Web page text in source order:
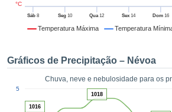
digital
fornecer-
ACEITAR
Temperatura Máxima Temperatura
Sáb8 Seg10 Qua12 Sex 14 Dom16
°C
Gráficos de Precipitação – Névoa
Chuva, neve e nebulosidade para os
5
1016
1018